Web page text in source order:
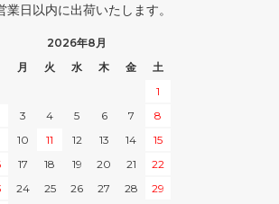
業日以内に出荷いたします。
2026年8月
月 火 水 木 金
土
1
3 4 5 6 7
8
10 11 12 13 14
15
17 18 19 20 21
22
24 25 26 27 28
29